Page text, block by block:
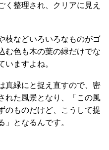
く整理され、クリアに見え
枝などいろいろなものがゴ
む色も木の葉の緑だけでな
いますよね。
真緑にと捉え直すので、密
れた風景となり、「この風
のものだけど、こうして提
」となるんです。